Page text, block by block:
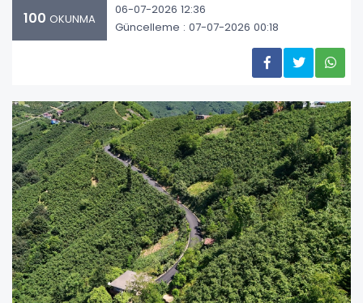
100 OKUNMA
06-07-2026 12:36
Güncelleme : 07-07-2026 00:18